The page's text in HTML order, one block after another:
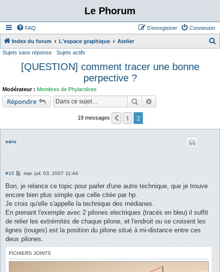
Le Phorum
FAQ Connexion
S’enregistrer
Index du forum L'espace graphique Atelier
Sujets sans réponse Sujets actifs
[QUESTION] comment tracer une bonne
perpective ?
Modérateur : Membres de Phylactères
Répondre Rechercher
19 messages Précédente
1 2
saru
#16
M
s
s
a
g
mar. juil. 03, 2007 11:44
Bon, je relance ce topic pour parler d'une autre technique, que je trouve
encore bien plus simple que celle citée par hp.
Je crois qu'elle s'appelle la technique des médianes.
En prenant l'exemple avec 2 pilones electriques (tracés en bleu) il suffit
de relier les extrémités de chaque pilone, et l'endroit ou se croisent les
lignes (rouges) est la position du pilone situé à mi-distance entre ces
deux pilones.
FICHIERS JOINTS